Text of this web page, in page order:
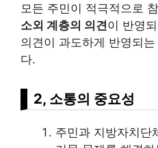
모든 주민이 적극적으로
소외 계층의 의견이 반영
의견이 과도하게 반영되
다.
2, 소통의 중요성
주민과 지방자치단